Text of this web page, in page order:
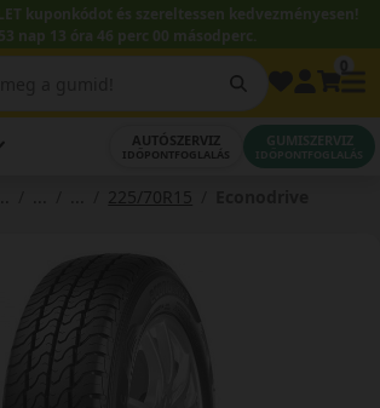
kuponkódot és szereltessen kedvezményesen!
nap 13 óra 45 perc 59 másodperc.
AUTÓSZERVIZ
IDŐPONTFOGLALÁS
GUMISZERVIZ
IDŐPONTFOGLALÁS
225/70R15